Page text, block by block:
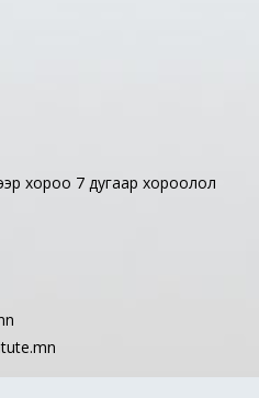
хороо 7 дугаар хороолол